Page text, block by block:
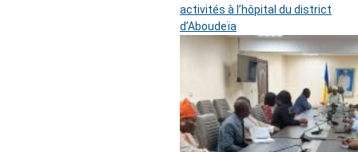
activités à l’hôpital du district
d’Aboudeïa